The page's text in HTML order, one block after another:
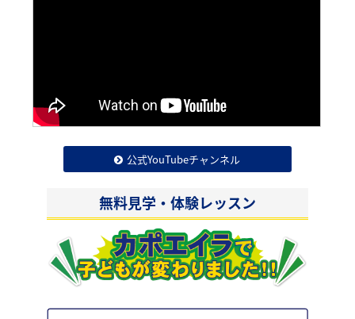
公式YouTubeチャンネル
無料見学・体験レッスン